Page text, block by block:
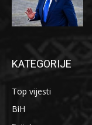
KATEGORIJE
Top vijesti
BiH